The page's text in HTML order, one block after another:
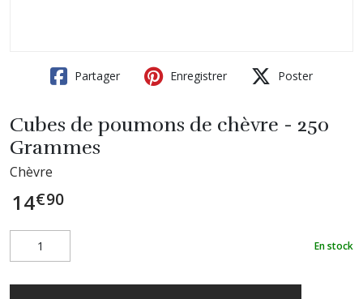
Partager Enregistrer Poster
Cubes de poumons de chèvre - 250
Grammes
Chèvre
14€90
En stock